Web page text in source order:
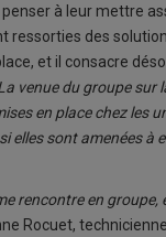
à leur mettre
ressorties des
et il consacre
venue du groupe sur
en place chez les
elles sont amenées à
rencontre en groupe,
Rocuet,